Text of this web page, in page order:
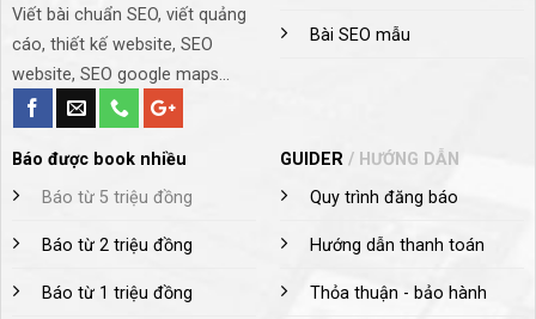
Viết bài chuẩn SEO, viết quảng
cáo, thiết kế website, SEO
website, SEO google maps...
Bài SEO mẫu
Báo được book nhiều
Báo từ 5 triệu đồng
Báo từ 2 triệu đồng
Báo từ 1 triệu đồng
GUIDER / HƯỚNG DẪN
Quy trình đăng báo
Hướng dẫn thanh toán
Thỏa thuận - bảo hành